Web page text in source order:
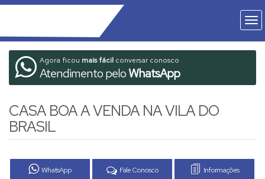
Agora ficou mais fácil conversar conosco
Atendimento peloWhatsApp
CASA BOA A VENDA NA VILA DO
BRASIL
WhatsApp Fale Conosco Informações